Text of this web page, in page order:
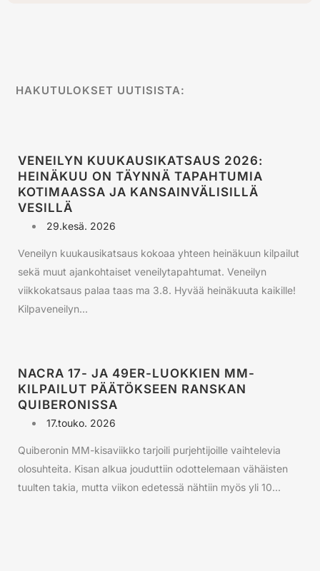
HAKUTULOKSET UUTISISTA:
VENEILYN KUUKAUSIKATSAUS 2026:
HEINÄKUU ON TÄYNNÄ TAPAHTUMIA
KOTIMAASSA JA KANSAINVÄLISILLÄ
VESILLÄ
29.kesä. 2026
Veneilyn kuukausikatsaus kokoaa yhteen heinäkuun kilpailut
sekä muut ajankohtaiset veneilytapahtumat. Veneilyn
viikkokatsaus palaa taas ma 3.8. Hyvää heinäkuuta kaikille!
Kilpaveneilyn...
NACRA 17- JA 49ER-LUOKKIEN MM-
KILPAILUT PÄÄTÖKSEEN RANSKAN
QUIBERONISSA
17.touko. 2026
Quiberonin MM-kisaviikko tarjoili purjehtijoille vaihtelevia
olosuhteita. Kisan alkua jouduttiin odottelemaan vähäisten
tuulten takia, mutta viikon edetessä nähtiin myös yli 10...